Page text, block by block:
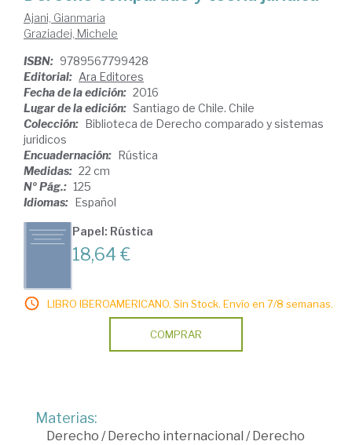
Ajani, Gianmaria
Graziadei, Michele
ISBN: 9789567799428
Editorial: Ara Editores
Fecha de la edición: 2016
Lugar de la edición: Santiago de Chile. Chile
Colección: Biblioteca de Derecho comparado y sistemas
juridicos
Encuadernación: Rústica
Medidas: 22 cm
Nº Pág.: 125
Idiomas: Español
Papel: Rústica
18,64 €
LIBRO IBEROAMERICANO. Sin Stock. Envío en 7/8 semanas.
COMPRAR
Materias:
Derecho / Derecho internacional / Derecho